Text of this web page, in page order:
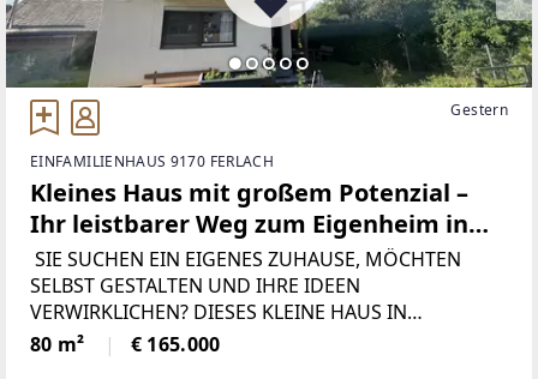
Gestern
EINFAMILIENHAUS 9170 FERLACH
Kleines Haus mit großem Potenzial –
Ihr leistbarer Weg zum Eigenheim in
Ferlach
SIE SUCHEN EIN EIGENES ZUHAUSE, MÖCHTEN
SELBST GESTALTEN UND IHRE IDEEN
VERWIRKLICHEN? DIESES KLEINE HAUS IN
ZENTRALER LAGE VON FERLACH BIETET DIE
PERFEKTE GELEGENHEIT FÜR ALLE, DIE GERNE
80 m² € 165.000